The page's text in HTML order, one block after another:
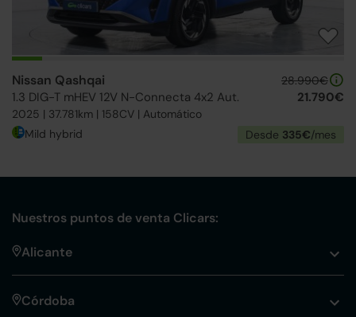
Nissan Qashqai
1.3 DIG-T mHEV 12V N-Connecta 4x2 Aut.
2025 | 37.781km | 158CV | Automático
28.990€
21.790€
Mild hybrid Desde 335€/mes
Nuestros puntos de venta Clicars:
Alicante
Córdoba